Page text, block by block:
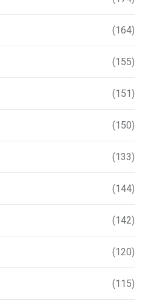
(164)
(155)
(151)
(150)
(133)
(144)
(142)
(120)
(115)